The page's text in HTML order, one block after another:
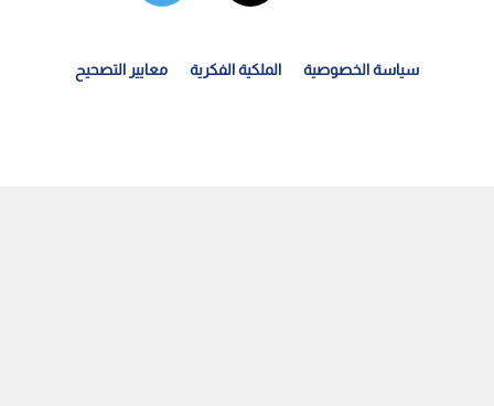
سياسة الخصوصية الملكية الفكرية معايير التصحيح